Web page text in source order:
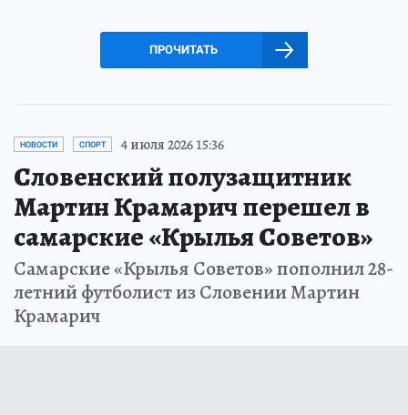
ПРОЧИТАТЬ
НОВОСТИ СПОРТ 4 июля 2026 15:36
Словенский полузащитник
Мартин Крамарич перешел в
самарские «Крылья Советов»
Самарские «Крылья Советов» пополнил 28-
летний футболист из Словении Мартин
Крамарич